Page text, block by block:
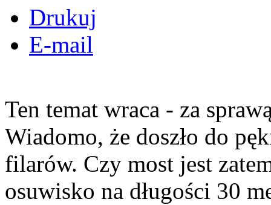
Drukuj
E-mail
Ten temat wraca - za
Wiadomo, że doszło do
filarów. Czy most jest
osuwisko na długości 30